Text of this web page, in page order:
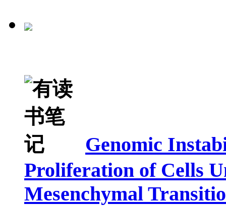
Genomic
Proliferation of Cells
Mesenchymal